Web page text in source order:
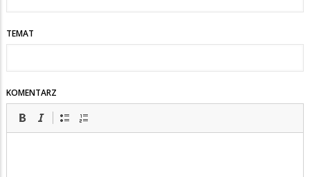
TEMAT
KOMENTARZ